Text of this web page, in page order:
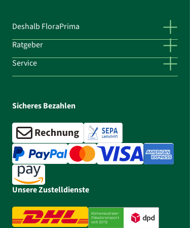
Deshalb FloraPrima
Ratgeber
Service
Sicheres Bezahlen
Unsere Zustelldienste